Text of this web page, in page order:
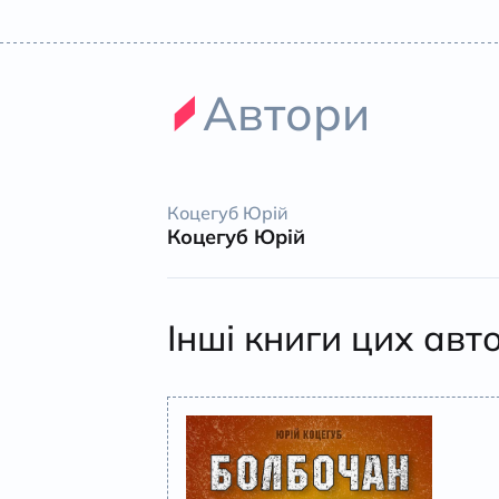
Автори
Коцегуб Юрій
Коцегуб Юрій
Інші книги цих